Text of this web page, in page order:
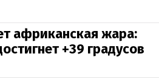
африканская жара:
+39 градусов